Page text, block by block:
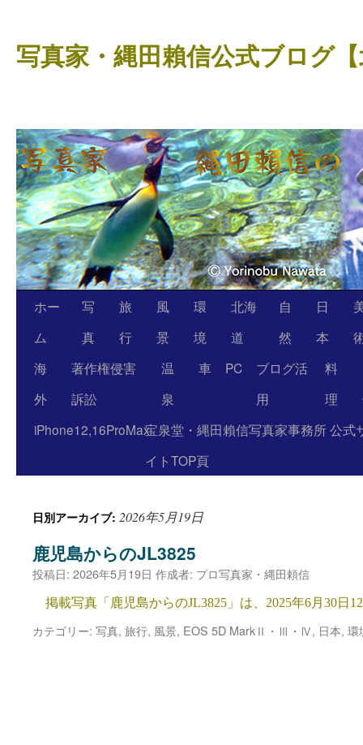
テ
ン
ッ
プ
写真家・縄田賴信公式ブログ
ホー
ム
写
真
旅
行
風
景
環
境
北海
道
自
然
日
本
海
外
著作権侵害
訴訟
温
泉
車 PC
ブログ活
用
料
理
iPhone12,16ProMax宝泉堂・縄田賴信写真家事務所 公式
イトTOP頁
日別アーカイブ: 2026年5月19日
鹿児島からのJL3825
投稿日: 2026年5月19日 作成者: プロ写真家・縄田頼信
掲載写真「鹿児島からのJL3825」は、2025年6月30日
カテゴリー: 写真, 旅行, 風景, EOS 5D MarkⅡ・Ⅲ・Ⅳ, 日本, 環